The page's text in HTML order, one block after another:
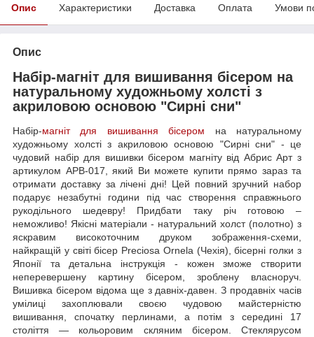
Опис Характеристики Доставка Оплата Умови
Опис
Набір-магніт для вишивання бісером на
натуральному художньому холсті з
акриловою основою "Сирні сни"
Набір-магніт для вишивання бісером на натуральному
художньому холсті з акриловою основою "Сирні сни" - це
чудовий набір для вишивки бісером магніту від Абрис Арт з
артикулом APB-017, який Ви можете купити прямо зараз та
отримати доставку за лічені дні! Цей повний зручний набор
подарує незабутні години під час створення справжнього
рукодільного шедевру! Придбати таку річ готовою –
неможливо! Якісні матеріали - натуральний холст (полотно) з
яскравим високоточним друком зображення-схеми,
найкращій у світі бісер Preciosa Ornela (Чехія), бісерні голки з
Японії та детальна інструкція - кожен зможе створити
неперевершену картину бісером, зроблену власноруч.
Вишивка бісером відома ще з давніх-давен. З продавніх часів
умілиці захоплювали своєю чудовою майстерністю
вишивання, спочатку перлинами, а потім з середині 17
століття — кольоровим скляним бісером. Стеклярусом